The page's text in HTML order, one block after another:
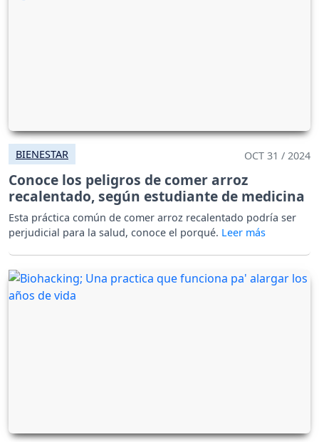
BIENESTAR OCT 31 / 2024
Conoce los peligros de comer arroz
recalentado, según estudiante de medicina
Esta práctica común de comer arroz recalentado podría ser
perjudicial para la salud, conoce el porqué.